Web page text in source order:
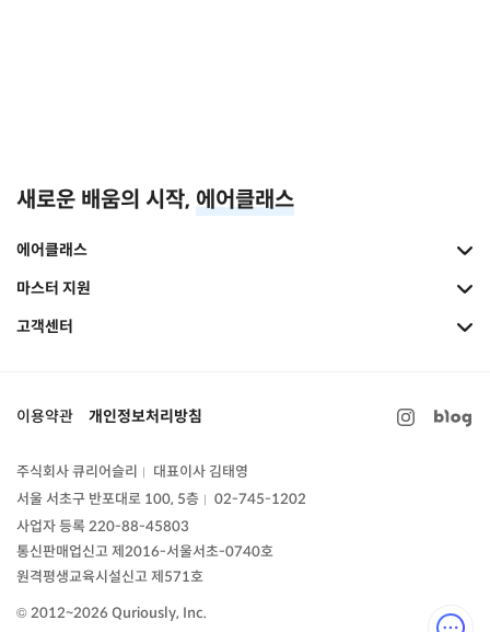
새로운 배움의 시작, 에어클래스
에어클래스
마스터 지원
고객센터
이용약관 개인정보처리방침
주식회사 큐리어슬리 |
대표이사 김태영
서울 서초구 반포대로 100, 5층 |
02-745-1202
사업자 등록 220-88-45803
통신판매업신고제2016-서울서초-0740호
원격평생교육시설신고 제571호
© 2012~2026 Quriously, Inc.